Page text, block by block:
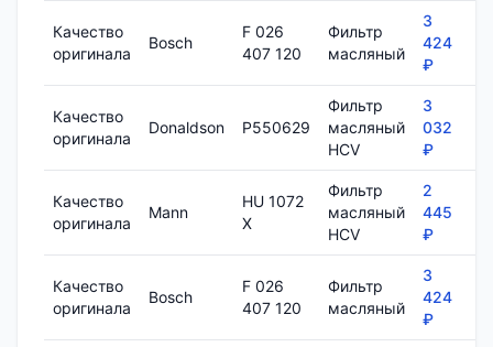
Качество
оригинала
Bosch
F 026
407 120
Фильтр
масляный
3
424
₽
Качество
оригинала
Donaldson P550629
Фильтр
масляный
HCV
3
032
₽
Качество
оригинала
Mann
HU 1072
X
Фильтр
масляный
HCV
2
445
₽
Качество
оригинала
Bosch
F 026
407 120
Фильтр
масляный
3
424
₽